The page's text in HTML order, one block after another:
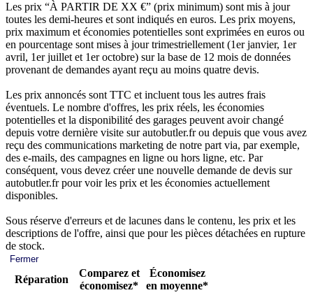
Les prix “À PARTIR DE XX €” (prix minimum) sont mis à jour
toutes les demi-heures et sont indiqués en euros. Les prix moyens,
prix maximum et économies potentielles sont exprimées en euros ou
en pourcentage sont mises à jour trimestriellement (1er janvier, 1er
avril, 1er juillet et 1er octobre) sur la base de 12 mois de données
provenant de demandes ayant reçu au moins quatre devis.
Les prix annoncés sont TTC et incluent tous les autres frais
éventuels. Le nombre d'offres, les prix réels, les économies
potentielles et la disponibilité des garages peuvent avoir changé
depuis votre dernière visite sur autobutler.fr ou depuis que vous avez
reçu des communications marketing de notre part via, par exemple,
des e-mails, des campagnes en ligne ou hors ligne, etc. Par
conséquent, vous devez créer une nouvelle demande de devis sur
autobutler.fr pour voir les prix et les économies actuellement
disponibles.
Sous réserve d'erreurs et de lacunes dans le contenu, les prix et les
descriptions de l'offre, ainsi que pour les pièces détachées en rupture
de stock.
Fermer
Réparation
Comparez et
économisez*
Économisez
en moyenne*